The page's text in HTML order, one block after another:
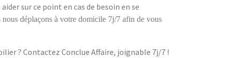
sur ce point en cas de besoin en se
nous déplaçons à votre domicile 7j/7 afin de vous
? Contactez Conclue Affaire, joignable 7j/7 !